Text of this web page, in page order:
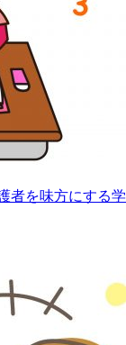
者を味方にする学